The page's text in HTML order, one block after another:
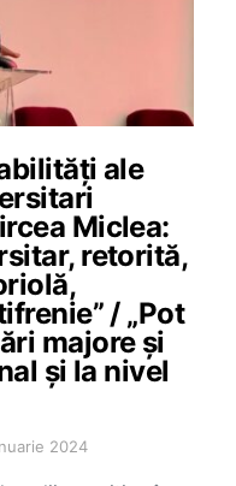
ale
Miclea:
retorită,
/ „Pot
majore și
și la nivel
2024